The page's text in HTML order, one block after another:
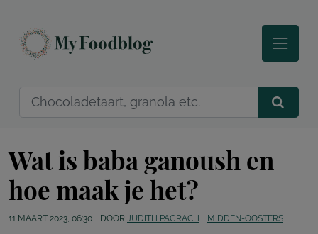
Wat is baba ganoush en
hoe maak je het?
11 MAART 2023, 06:30 DOOR JUDITH PAGRACH MIDDEN-OOSTERS